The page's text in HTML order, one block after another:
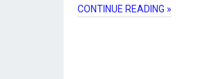
CONTINUE READING »